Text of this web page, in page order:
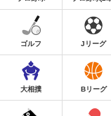
ゴルフ Jリーグ
大相撲 Bリーグ